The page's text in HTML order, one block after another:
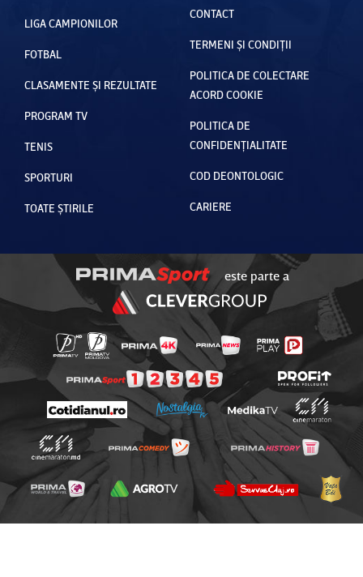
LIGA CAMPIONILOR
FOTBAL
CLASAMENTE ȘI REZULTATE
PROGRAM TV
TENIS
SPORTURI
TOATE ȘTIRILE
CONTACT
TERMENI ȘI CONDIȚII
POLITICA DE COLECTARE
ACORD COOKIE
POLITICA DE
CONFIDENȚIALITATE
COD DEONTOLOGIC
CARIERE
este parte a